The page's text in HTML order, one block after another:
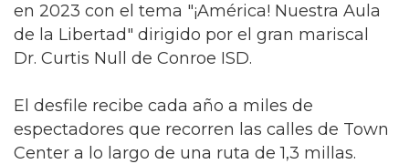
en 2023 con el tema "¡América! Nuestra Aula
de la Libertad" dirigido por el gran mariscal
Dr. Curtis Null de Conroe ISD.
El desfile recibe cada año a miles de
espectadores que recorren las calles de Town
Center a lo largo de una ruta de 1,3 millas.